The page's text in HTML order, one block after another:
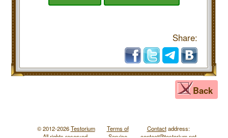
Share:
Back
© 2012-2026Testorium
Terms of
Contactaddress: